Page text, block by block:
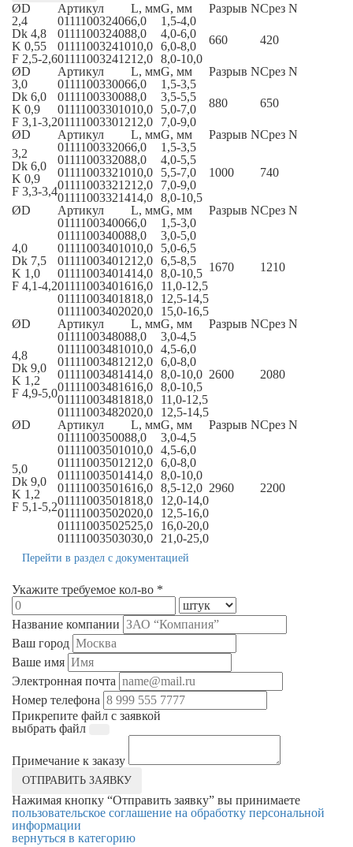
ØD Артикул L, ммG, мм Разрыв NСрез N
2,4
Dk 4,8
K 0,55
F 2,5-2,6
0111100324066,0
1,5-4,0
660
420
0111100324088,0
4,0-6,0
01111003241010,0 6,0-8,0
01111003241212,0 8,0-10,0
ØD
Артикул L, ммG, мм Разрыв NСрез N
3,0
Dk 6,0
K 0,9
F 3,1-3,2
0111100330066,0
1,5-3,5
880
650
0111100330088,0
3,5-5,5
01111003301010,0
5,0-7,0
01111003301212,0
7,0-9,0
ØD
Артикул L, ммG, мм Разрыв NСрез N
3,2
Dk 6,0
K 0,9
F 3,3-3,4
0111100332066,0
1,5-3,5
1000
740
0111100332088,0
4,0-5,5
01111003321010,0
5,5-7,0
01111003321212,0
7,0-9,0
01111003321414,0 8,0-10,5
ØD
Артикул L, ммG, мм Разрыв NСрез N
4,0
Dk 7,5
K 1,0
F 4,1-4,2
0111100340066,0 1,5-3,0
1670 1210
0111100340088,0
3,0-5,0
01111003401010,0
5,0-6,5
01111003401212,0 6,5-8,5
01111003401414,0 8,0-10,5
01111003401616,0
11,0-12,5
01111003401818,0
12,5-14,5
01111003402020,0
15,0-16,5
ØD
Артикул L, ммG, мм Разрыв NСрез N
4,8
Dk 9,0
K 1,2
F 4,9-5,0
0111100348088,0 3,0-4,5
2600 2080
01111003481010,0 4,5-6,0
01111003481212,0 6,0-8,0
01111003481414,0 8,0-10,0
01111003481616,0 8,0-10,5
01111003481818,0
11,0-12,5
01111003482020,0
12,5-14,5
ØD
Артикул L, ммG, мм Разрыв NСрез N
5,0
Dk 9,0
K 1,2
F 5,1-5,2
0111100350088,0 3,0-4,5
2960 2200
01111003501010,0 4,5-6,0
01111003501212,0 6,0-8,0
01111003501414,0 8,0-10,0
01111003501616,0 8,5-12,0
01111003501818,0
12,0-14,0
01111003502020,0
12,5-16,0
01111003502525,0
16,0-20,0
01111003503030,0 21,0-25,0
Перейти в раздел с документацией
Укажите требуемое кол-во *
Название компании
Ваш город
Ваше имя
Электронная почта
Номер телефона
Прикрепите файл с заявкой
выбрать файл
Примечание к заказу
ОТПРАВИТЬ ЗАЯВКУ
Нажимая кнопку “Отправить заявку” вы принимаете
пользовательское соглашение на обработку персональной
информации
вернуться в категорию